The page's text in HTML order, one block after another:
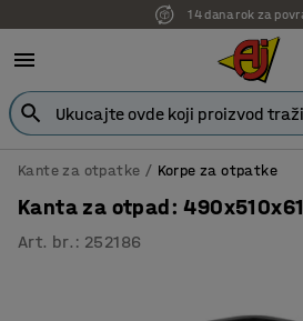
14 dana rok za
Kante za otpatke Korpe za otpatke
Kanta za otpad:
Art. br. : 252186